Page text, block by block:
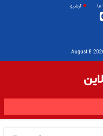
ما آرشیو
2026